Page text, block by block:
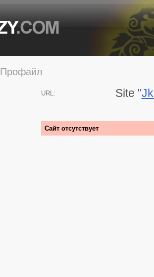
Профайл
URL: Site "
Сайт отсутствует